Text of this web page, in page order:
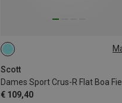
Scott
€ 109,40
36